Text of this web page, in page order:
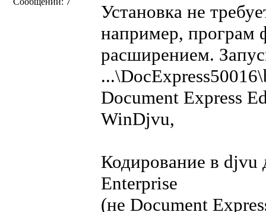
Установка не
например, програм
расширением.
Document Express
WinDjvu,
Кодирование в djvu
Enterprise
(не Document